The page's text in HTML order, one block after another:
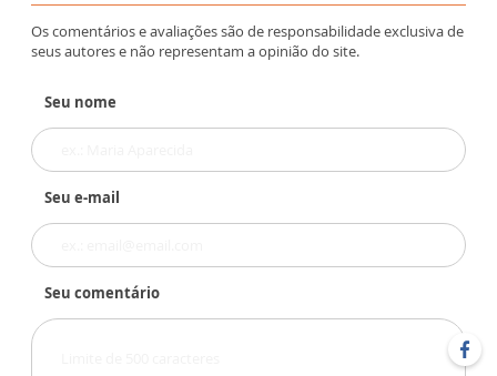
Os comentários e avaliações são de responsabilidade exclusiva de
seus autores e não representam a opinião do site.
Seu nome
Seu e-mail
Seu comentário